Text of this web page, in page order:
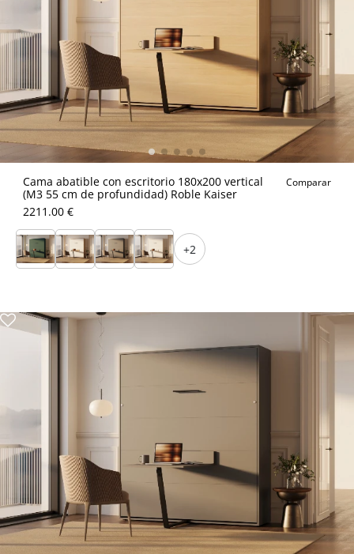
Cama abatible con escritorio 180x200 vertical
(M3 55 cm de profundidad) Roble Kaiser
Comparar
2211.00 €
+2